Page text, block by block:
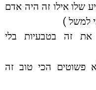
שלו אילו זה היה אדם
למשל )
זה בטבעיות בלי
פשוטים הכי טוב זה